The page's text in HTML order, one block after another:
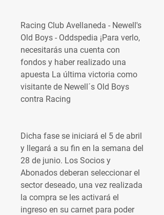
Racing Club Avellaneda - Newell's
Old Boys - Oddspedia ¡Para verlo,
necesitarás una cuenta con
fondos y haber realizado una
apuesta La última victoria como
visitante de Newell´s Old Boys
contra Racing
Dicha fase se iniciará el 5 de abril
y llegará a su fin en la semana del
28 de junio. Los Socios y
Abonados deberan seleccionar el
sector deseado, una vez realizada
la compra se les activará el
ingreso en su carnet para poder